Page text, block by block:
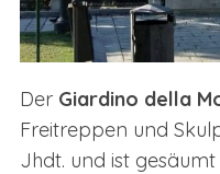
Der Giardino della
Freitreppen und
Jhdt. und ist